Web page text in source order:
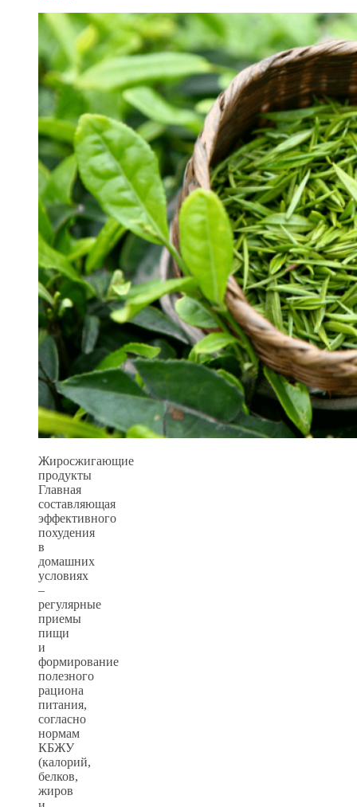
Жиросжигающие
продукты
Главная
составляющая
эффективного
похудения
в
домашних
условиях
–
регулярные
приемы
пищи
и
формирование
полезного
рациона
питания,
согласно
нормам
КБЖУ
(калорий,
белков,
жиров